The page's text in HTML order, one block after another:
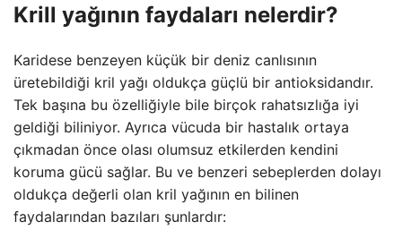
Krill yağının faydaları nelerdir?
Karidese benzeyen küçük bir deniz canlısının
üretebildiği kril yağı oldukça güçlü bir antioksidandır.
Tek başına bu özelliğiyle bile birçok rahatsızlığa iyi
geldiği biliniyor. Ayrıca vücuda bir hastalık ortaya
çıkmadan önce olası olumsuz etkilerden kendini
koruma gücü sağlar. Bu ve benzeri sebeplerden dolayı
oldukça değerli olan kril yağının en bilinen
faydalarından bazıları şunlardır: